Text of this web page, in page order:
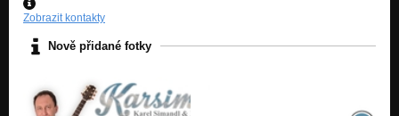
Zobrazit kontakty
Nově přidané fotky